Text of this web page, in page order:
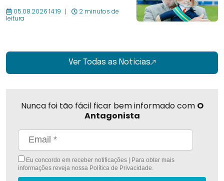
05.08.2026 14:19 2 minutos de
leitura
Ver Todas as Notícias
Nunca foi tão fácil ficar bem informado com O
Antagonista
Eu concordo em receber notificações | Para obter mais
informações reveja nossa Política de Privacidade.